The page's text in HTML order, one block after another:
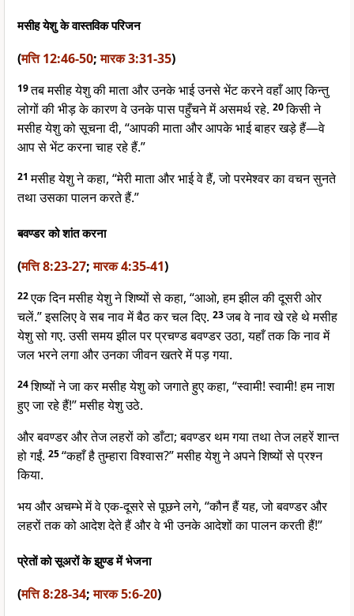
मसीह येशु के वास्तविक परिजन
(मत्ति 12:46-50;मारक 3:31-35)
19तब मसीह येशु की माता और उनके भाई उनसे भेंट करने वहाँ आए किन्तु
लोगों की भीड़ के कारण वे उनके पास पहुँचने में असमर्थ रहे. 20किसी ने
मसीह येशु को सूचना दी, “आपकी माता और आपके भाई बाहर खड़े हैं—वे
आप से भेंट करना चाह रहे हैं.”
21मसीह येशु ने कहा, “मेरी माता और भाई वे हैं, जो परमेश्वर का वचन सुनते
तथा उसका पालन करते हैं.”
बवण्डर को शांत करना
(मत्ति 8:23-27;मारक 4:35-41)
22एक दिन मसीह येशु ने शिष्यों से कहा, “आओ, हम झील की दूसरी ओर
चलें.” इसलिए वे सब नाव में बैठ कर चल दिए. 23जब वे नाव खे रहे थे मसीह
येशु सो गए. उसी समय झील पर प्रचण्ड बवण्डर उठा, यहाँ तक कि नाव में
जल भरने लगा और उनका जीवन खतरे में पड़ गया.
24शिष्यों ने जा कर मसीह येशु को जगाते हुए कहा, “स्वामी! स्वामी! हम नाश
हुए जा रहे हैं!” मसीह येशु उठे.
और बवण्डर और तेज लहरों को डाँटा; बवण्डर थम गया तथा तेज लहरें शान्त
हो गईं. 25“कहाँ है तुम्हारा विश्वास?” मसीह येशु ने अपने शिष्यों से प्रश्न
किया.
भय और अचम्भे में वे एक-दूसरे से पूछने लगे, “कौन हैं यह, जो बवण्डर और
लहरों तक को आदेश देते हैं और वे भी उनके आदेशों का पालन करती हैं!”
प्रेतों को सूअरों के झुण्ड में भेजना
(मत्ति 8:28-34;मारक 5:6-20)